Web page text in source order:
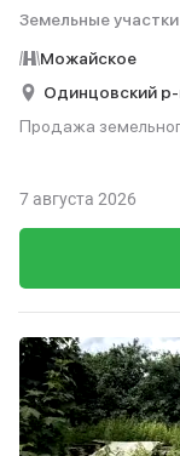
Земельные участки
Можайское
Одинцовский р-
Продажа
7 августа 2026